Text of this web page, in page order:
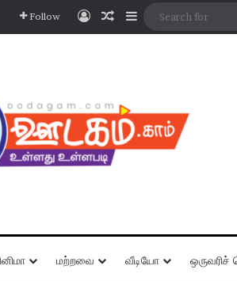
Follow Log InRandom Article
Sidebar
மற்றவை வீடியோ